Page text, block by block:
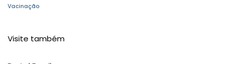
Vacinação
Visite também